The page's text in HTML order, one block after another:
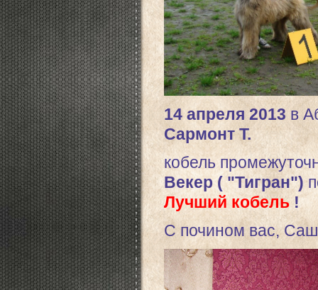
14 апреля 2013 в
Сармонт Т.
кобель
Векер ( "Тигран")
Лучший кобель!
С почином вас,